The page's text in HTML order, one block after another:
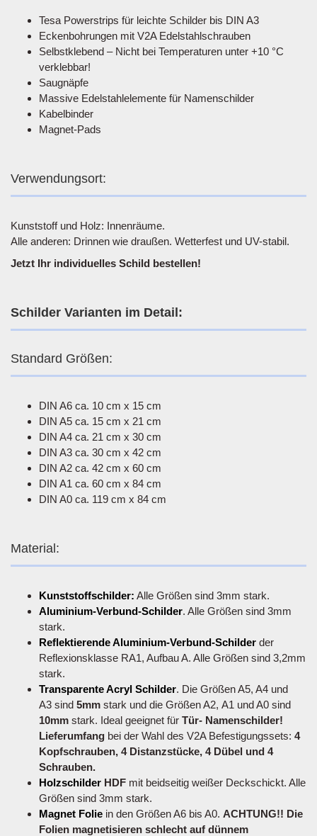
Tesa Powerstrips für leichte Schilder bis DIN A3
Eckenbohrungen mit V2A Edelstahlschrauben
Selbstklebend – Nicht bei Temperaturen unter +10 °C
verklebbar!
Saugnäpfe
Massive Edelstahlelemente für Namenschilder
Kabelbinder
Magnet-Pads
Verwendungsort:
Kunststoff und Holz: Innenräume.
Alle anderen: Drinnen wie draußen. Wetterfest und UV-stabil.
Jetzt Ihr individuelles Schild bestellen!
Schilder Varianten im Detail:
Standard Größen:
DIN A6 ca. 10 cm x 15 cm
DIN A5 ca. 15 cm x 21 cm
DIN A4 ca. 21 cm x 30 cm
DIN A3 ca. 30 cm x 42 cm
DIN A2 ca. 42 cm x 60 cm
DIN A1 ca. 60 cm x 84 cm
DIN A0 ca. 119 cm x 84 cm
Material:
Kunststoffschilder: Alle Größen sind 3mm stark.
Aluminium-Verbund-Schilder. Alle Größen sind 3mm
stark.
Reflektierende Aluminium-Verbund-Schilder der
Reflexionsklasse RA1, Aufbau A. Alle Größen sind 3,2mm
stark.
Transparente Acryl Schilder. Die Größen A5, A4 und
A3 sind 5mm stark und die Größen A2, A1 und A0 sind
10mm stark. Ideal geeignet für Tür- Namenschilder!
Lieferumfang bei der Wahl des V2A Befestigungssets: 4
Kopfschrauben, 4 Distanzstücke, 4 Dübel und 4
Schrauben.
Holzschilder HDF mit beidseitig weißer Deckschickt. Alle
Größen sind 3mm stark.
Magnet Folie in den Größen A6 bis A0. ACHTUNG!! Die
Folien magnetisieren schlecht auf dünnem